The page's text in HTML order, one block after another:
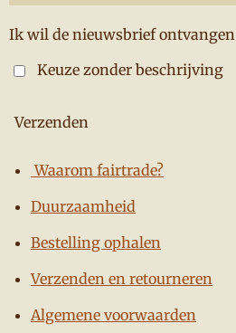
Ik wil de nieuwsbrief ontvangen
Keuze zonder beschrijving
Verzenden
Waarom fairtrade?
Duurzaamheid
Bestelling ophalen
Verzenden en retourneren
Algemene voorwaarden